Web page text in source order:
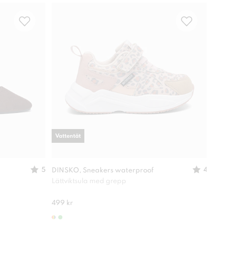
5
DINSKO, Sneakers waterproof
4
Lättviktsula med grepp
499 kr
Vattentät